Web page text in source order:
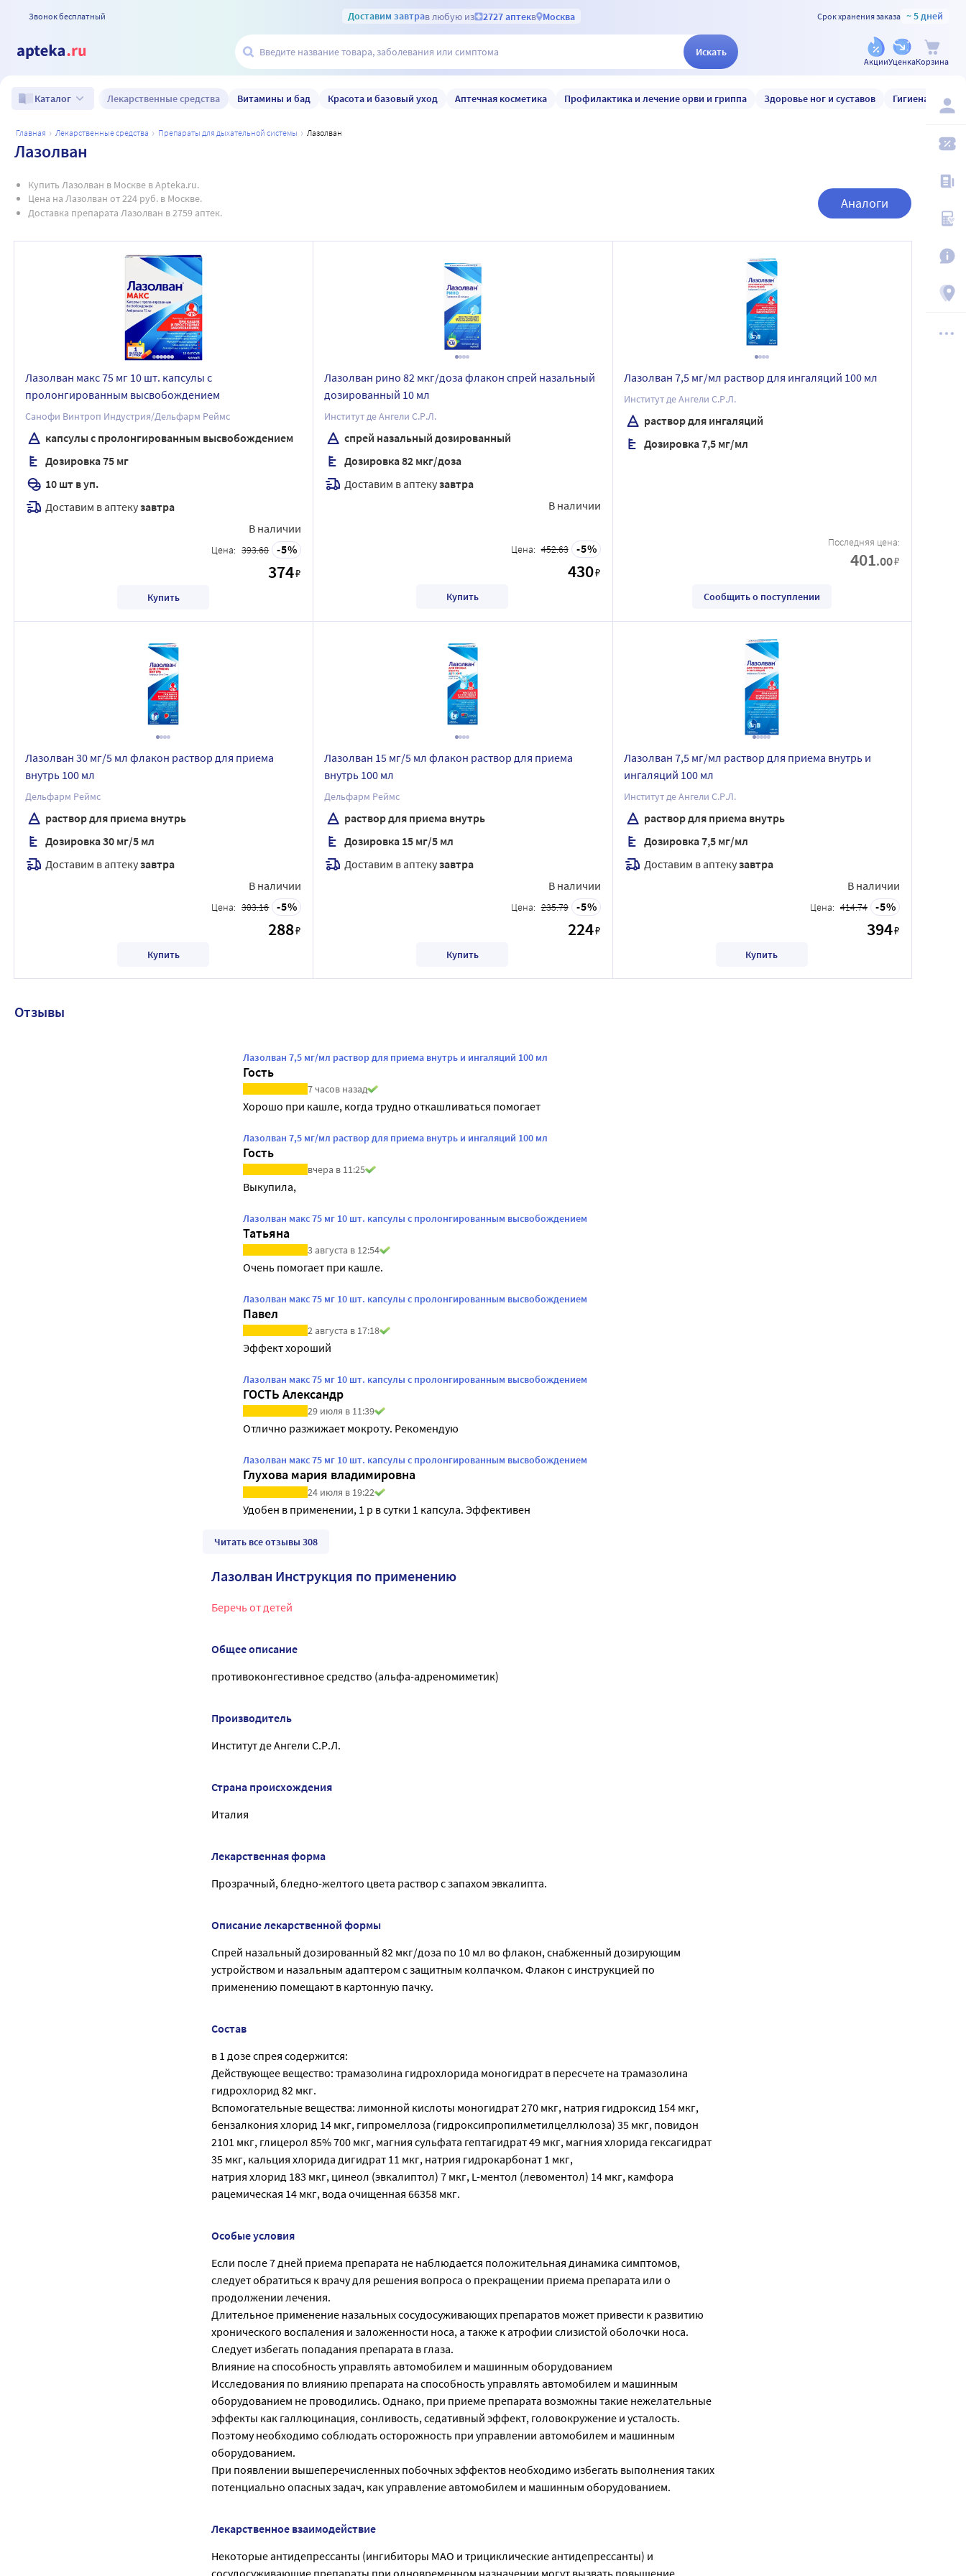
Звонок бесплатный Доставим завтрав любую из 2727 аптекв Москва Срок хранения заказа ~ 5 дней
Искать
АкцииУценкаКорзина
Каталог Лекарственные средства Витамины и бад Красота и базовый уход Аптечная косметика Профилактика и лечение орви и гриппа Здоровье ног и суставов Гигиена и уход
главная лекарственные средства препараты для дыхательной системы лазолван
Лазолван
Купить Лазолван в Москве в Apteka.ru.
Цена на Лазолван от 224 руб. в Москве.
Доставка препарата Лазолван в 2759 аптек.
Аналоги
Лазолван макс 75 мг 10 шт. капсулы с
пролонгированным высвобождением
Санофи Винтроп Индустрия/Дельфарм Реймс
капсулы с пролонгированным высвобождением
Дозировка 75 мг
10 шт в уп.
Доставим в аптекузавтра
В наличии
Цена: 393.68 5
374₽
Купить
Лазолван рино 82 мкг/доза флакон спрей назальный
дозированный 10 мл
Институт де Ангели С.Р.Л.
спрей назальный дозированный
Дозировка 82 мкг/доза
Доставим в аптекузавтра
В наличии
Цена: 452.63 5
430₽
Купить
Лазолван 7,5 мг/мл раствор для ингаляций 100 мл
Институт де Ангели С.Р.Л.
раствор для ингаляций
Дозировка 7,5 мг/мл
Последняя цена:
401.00₽
Сообщить о поступлении
Лазолван 30 мг/5 мл флакон раствор для приема
внутрь 100 мл
Дельфарм Реймс
раствор для приема внутрь
Дозировка 30 мг/5 мл
Доставим в аптекузавтра
В наличии
Цена: 303.16 5
288₽
Купить
Лазолван 15 мг/5 мл флакон раствор для приема
внутрь 100 мл
Дельфарм Реймс
раствор для приема внутрь
Дозировка 15 мг/5 мл
Доставим в аптекузавтра
В наличии
Цена: 235.79 5
224₽
Купить
Лазолван 7,5 мг/мл раствор для приема внутрь и
ингаляций 100 мл
Институт де Ангели С.Р.Л.
раствор для приема внутрь
Дозировка 7,5 мг/мл
Доставим в аптекузавтра
В наличии
Цена: 414.74 5
394₽
Купить
Отзывы
Лазолван 7,5 мг/мл раствор для приема внутрь и ингаляций 100 мл
Гость
7 часов назад
Хорошо при кашле, когда трудно откашливаться помогает
Лазолван 7,5 мг/мл раствор для приема внутрь и ингаляций 100 мл
Гость
вчера в 11:25
Выкупила,
Лазолван макс 75 мг 10 шт. капсулы с пролонгированным высвобождением
Татьяна
3 августа в 12:54
Очень помогает при кашле.
Лазолван макс 75 мг 10 шт. капсулы с пролонгированным высвобождением
Павел
2 августа в 17:18
Эффект хороший
Лазолван макс 75 мг 10 шт. капсулы с пролонгированным высвобождением
ГОСТЬ Александр
29 июля в 11:39
Отлично разжижает мокроту. Рекомендую
Лазолван макс 75 мг 10 шт. капсулы с пролонгированным высвобождением
Глухова мария владимировна
24 июля в 19:22
Удобен в применении, 1 р в сутки 1 капсула. Эффективен
Читать все отзывы 308
Лазолван Инструкция по применению
Беречь от детей
Общее описание
противоконгестивное средство (альфа-адреномиметик)
Производитель
Институт де Ангели С.Р.Л.
Страна происхождения
Италия
Лекарственная форма
Прозрачный, бледно-желтого цвета раствор с запахом эвкалипта.
Описание лекарственной формы
Спрей назальный дозированный 82 мкг/доза по 10 мл во флакон, снабженный дозирующим
устройством и назальным адаптером с защитным колпачком. Флакон с инструкцией по
применению помещают в картонную пачку.
Состав
в 1 дозе спрея содержится:
Действующее вещество: трамазолина гидрохлорида моногидрат в пересчете на трамазолина
гидрохлорид 82 мкг.
Вспомогательные вещества: лимонной кислоты моногидрат 270 мкг, натрия гидроксид 154 мкг,
бензалкония хлорид 14 мкг, гипромеллоза (гидроксипропилметилцеллюлоза) 35 мкг, повидон
2101 мкг, глицерол 85% 700 мкг, магния сульфата гептагидрат 49 мкг, магния хлорида гексагидрат
35 мкг, кальция хлорида дигидрат 11 мкг, натрия гидрокарбонат 1 мкг,
натрия хлорид 183 мкг, цинеол (эвкалиптол) 7 мкг, L-ментол (левоментол) 14 мкг, камфора
рацемическая 14 мкг, вода очищенная 66358 мкг.
Особые условия
Если после 7 дней приема препарата не наблюдается положительная динамика симптомов,
следует обратиться к врачу для решения вопроса о прекращении приема препарата или о
продолжении лечения.
Длительное применение назальных сосудосуживающих препаратов может привести к развитию
хронического воспаления и заложенности носа, а также к атрофии слизистой оболочки носа.
Следует избегать попадания препарата в глаза.
Влияние на способность управлять автомобилем и машинным оборудованием
Исследования по влиянию препарата на способность управлять автомобилем и машинным
оборудованием не проводились. Однако, при приеме препарата возможны такие нежелательные
эффекты как галлюцинация, сонливость, седативный эффект, головокружение и усталость.
Поэтому необходимо соблюдать осторожность при управлении автомобилем и машинным
оборудованием.
При появлении вышеперечисленных побочных эффектов необходимо избегать выполнения таких
потенциально опасных задач, как управление автомобилем и машинным оборудованием.
Лекарственное взаимодействие
Некоторые антидепрессанты (ингибиторы МАО и трициклические антидепрессанты) и
сосудосуживающие препараты при одновременном назначении могут вызвать повышение